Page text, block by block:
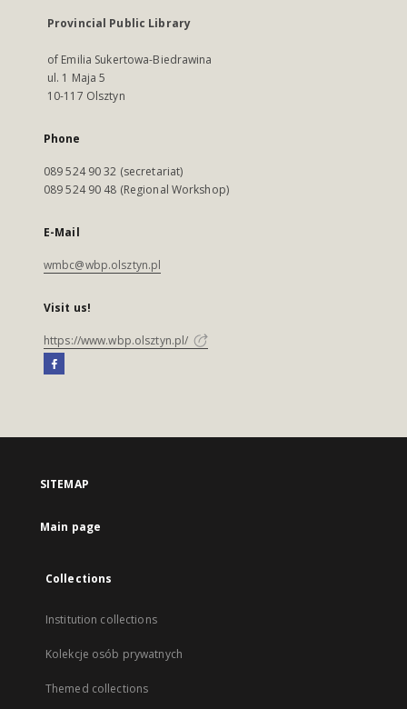
Provincial Public Library
of Emilia Sukertowa-Biedrawina
ul. 1 Maja 5
10-117 Olsztyn
Phone
089 524 90 32 (secretariat)
089 524 90 48 (Regional Workshop)
E-Mail
wmbc@wbp.olsztyn.pl
Visit us!
https://www.wbp.olsztyn.pl/
SITEMAP
Main page
Collections
Institution collections
Kolekcje osób prywatnych
Themed collections